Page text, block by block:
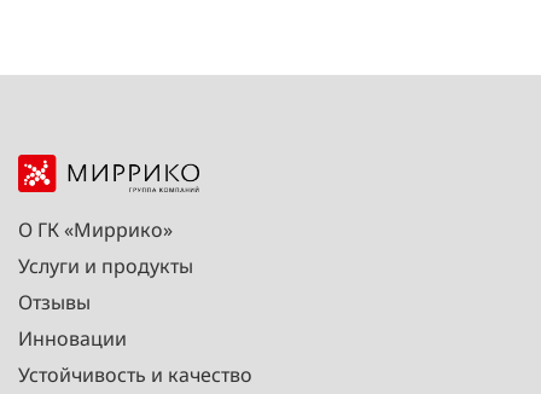
О ГК «Миррико»
Услуги и продукты
Отзывы
Инновации
Устойчивость и качество